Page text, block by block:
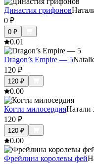
Династия грифонов
0 ₽
0 ₽
0.01
Dragon’s Empire — 5
120 ₽
120 ₽
0.00
Когти милосердияНатали
120 ₽
120 ₽
0.00
Фрейлина королевы фей